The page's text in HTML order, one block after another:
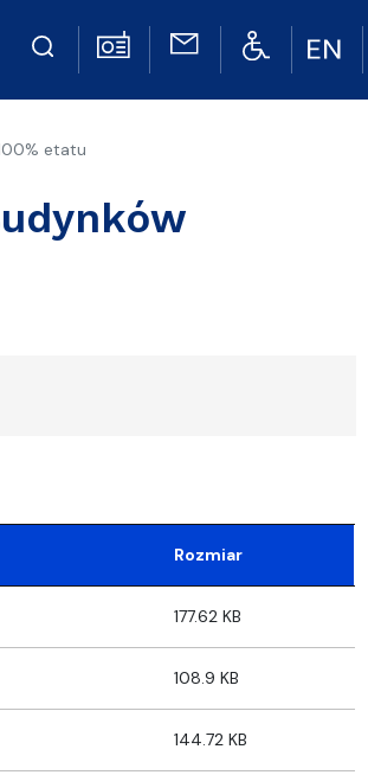
etatu
Rozmiar
177.62 KB
108.9 KB
144.72 KB